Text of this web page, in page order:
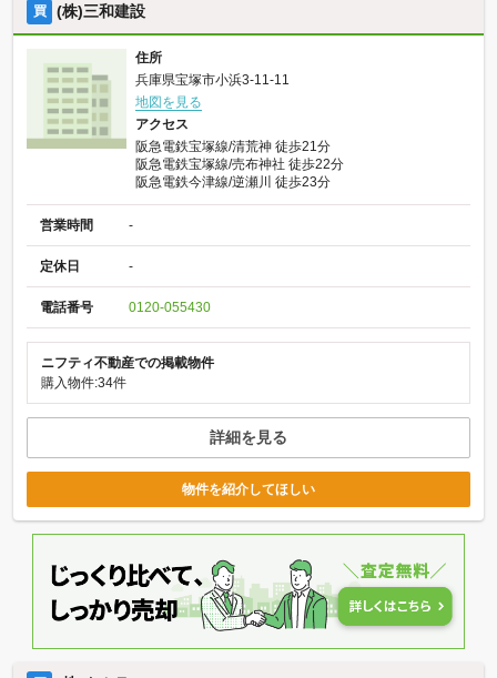
買 (株)三和建設
住所
兵庫県宝塚市小浜3-11-11
地図を見る
アクセス
阪急電鉄宝塚線/清荒神 徒歩21分
阪急電鉄宝塚線/売布神社 徒歩22分
阪急電鉄今津線/逆瀬川 徒歩23分
営業時間 -
定休日 -
電話番号 0120-055430
ニフティ不動産での掲載物件
購入物件:34件
詳細を見る
物件を紹介してほしい